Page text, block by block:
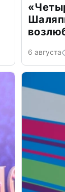
6 августа